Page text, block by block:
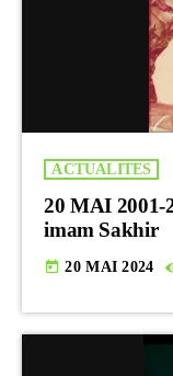
ACTUALITES
20 MAI 2001-
imam Sakhir
today 20 MAI 2024